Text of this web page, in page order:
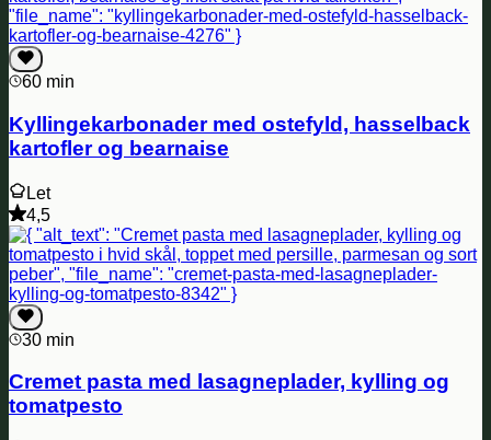
60 min
Kyllingekarbonader med ostefyld, hasselback
kartofler og bearnaise
Let
4,5
30 min
Cremet pasta med lasagneplader, kylling og
tomatpesto